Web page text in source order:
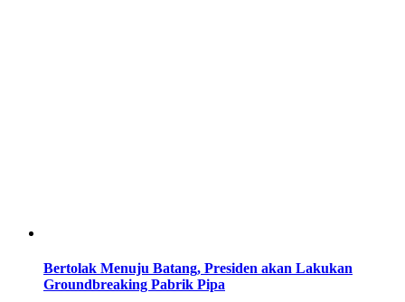
Bertolak Menuju Batang, Presiden akan Lakukan
Groundbreaking Pabrik Pipa